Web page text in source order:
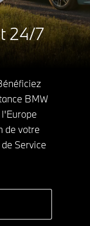
24/7
BMW
de votre
Service